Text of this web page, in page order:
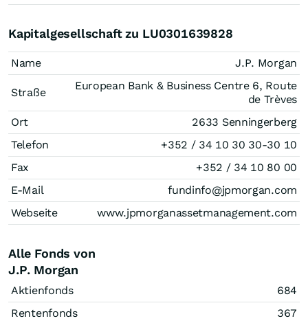
Kapitalgesellschaft zu LU0301639828
Name J.P. Morgan
Straße
European Bank & Business Centre 6, Route
de Trèves
Ort
2633 Senningerberg
Telefon
+352 / 34 10 30 30-30 10
Fax
+352 / 34 10 80 00
E-Mail
fundinfo@jpmorgan.com
Webseite
www.jpmorganassetmanagement.com
Alle Fonds von
J.P. Morgan
Aktienfonds
684
Rentenfonds
367